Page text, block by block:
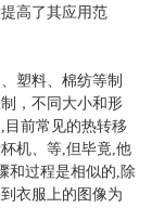
高了其应用范
塑料、棉纺等制
，不同大小和形
前常见的热转移
机、等,但毕竟,他
和过程是相似的,除
衣服上的图像为